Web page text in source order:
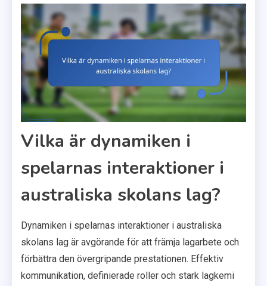
Vilka är dynamiken i
spelarnas interaktioner i
australiska skolans lag?
Dynamiken i spelarnas interaktioner i australiska
skolans lag är avgörande för att främja lagarbete och
förbättra den övergripande prestationen. Effektiv
kommunikation, definierade roller och stark lagkemi